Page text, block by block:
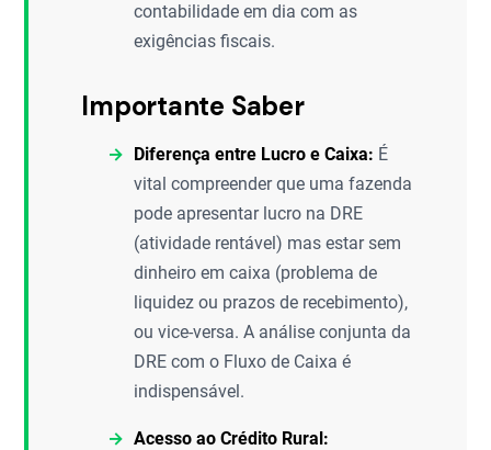
contabilidade em dia com as
exigências fiscais.
Importante Saber
Diferença entre Lucro e Caixa: É
vital compreender que uma fazenda
pode apresentar lucro na DRE
(atividade rentável) mas estar sem
dinheiro em caixa (problema de
liquidez ou prazos de recebimento),
ou vice-versa. A análise conjunta da
DRE com o Fluxo de Caixa é
indispensável.
Acesso ao Crédito Rural: